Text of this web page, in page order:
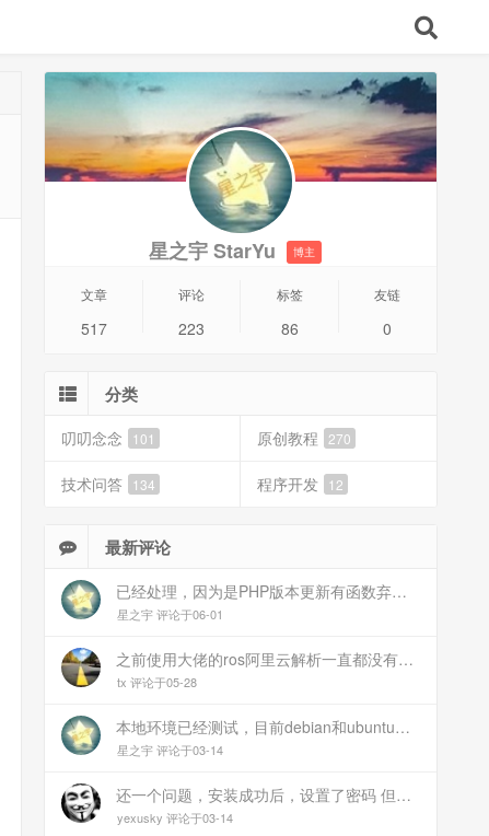
星之宇 StarYu 博主
文章
517
评论
223
标签
86
友链
0
分类
叨叨念念 101 原创教程 270
技术问答 134 程序开发 12
最新评论
已经处理，因为是PHP版本更新有函数弃用导致。现已经修复
星之宇 评论于06-01
之前使用大佬的ros阿里云解析一直都没有问题 感谢大佬 但上个月开始阿里云的解析返回日志总是出错 日志值为alidns update error,不知为什么 所以请教一下大佬
tx 评论于05-28
本地环境已经测试，目前debian和ubuntu测试是这样的，可能就是第1设备是光驱的问题，没把文件导入进去吧
星之宇 评论于03-14
还一个问题，安装成功后，设置了密码 但是密码是空的
yexusky 评论于03-14